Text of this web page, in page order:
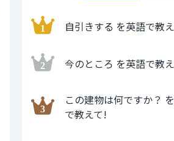
自引きする を英語で教
今のところ を英語で教
この建物は何ですか？
で教えて!